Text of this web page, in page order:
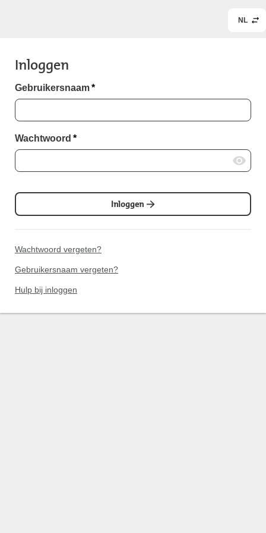
NL
Inloggen
Gebruikersnaam*
Wachtwoord *
Inloggen
Wachtwoord vergeten?
Gebruikersnaam vergeten?
Hulp bij inloggen